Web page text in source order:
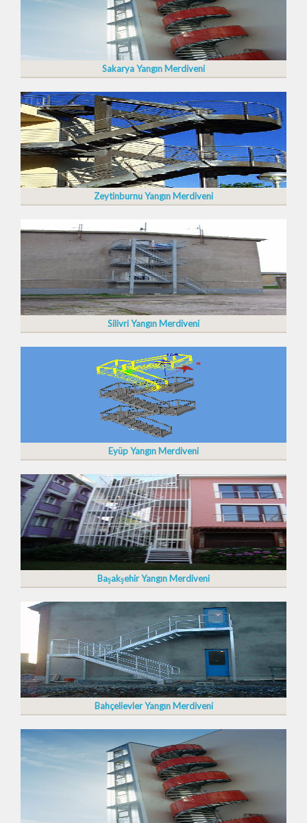
Sakarya Yangın Merdiveni
Zeytinburnu Yangın Merdiveni
Silivri Yangın Merdiveni
Eyüp Yangın Merdiveni
Başakşehir Yangın Merdiveni
Bahçelievler Yangın Merdiveni